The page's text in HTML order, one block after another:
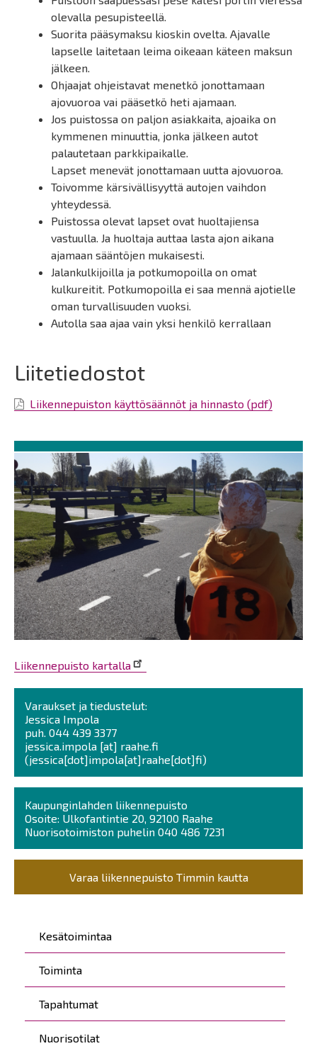
Päävalikko
Kesätoimintaa
Toiminta
Tapahtumat
Nuorisotilat
olevalla pesupisteellä.
Suorita pääsymaksu kioskin ovelta. Ajavalle
lapselle laitetaan leima oikeaan käteen maksun
jälkeen.
Ohjaajat ohjeistavat menetkö jonottamaan
ajovuoroa vai pääsetkö heti ajamaan.
Jos puistossa on paljon asiakkaita, ajoaika on
kymmenen minuuttia, jonka jälkeen autot
palautetaan parkkipaikalle.
Lapset menevät jonottamaan uutta ajovuoroa.
Toivomme kärsivällisyyttä autojen vaihdon
yhteydessä.
Puistossa olevat lapset ovat huoltajiensa
vastuulla. Ja huoltaja auttaa lasta ajon aikana
ajamaan sääntöjen mukaisesti.
Jalankulkijoilla ja potkumopoilla on omat
kulkureitit. Potkumopoilla ei saa mennä ajotielle
oman turvallisuuden vuoksi.
Autolla saa ajaa vain yksi henkilö kerrallaan
Liitetiedostot
Liikennepuiston käyttösäännöt ja hinnasto (pdf)
Liikennepuisto kartalla
Varaukset ja tiedustelut:
Jessica Impola
puh. 044 439 3377
jessica.impola [at] raahe.fi
(jessica[dot]impola[at]raahe[dot]fi)
Kaupunginlahden liikennepuisto
Osoite: Ulkofantintie 20, 92100 Raahe
Nuorisotoimiston puhelin 040 486 7231
Varaa liikennepuisto Timminkautta